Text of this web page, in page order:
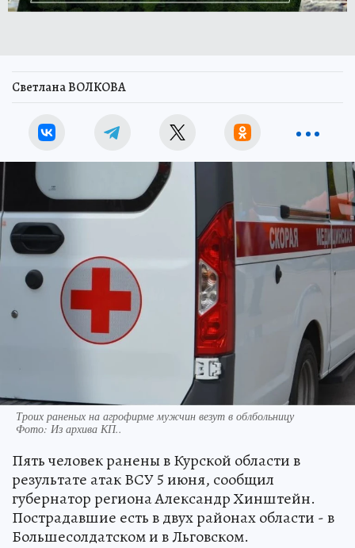
Светлана ВОЛКОВА
Троих раненых на агрофирме мужчин везут в облбольницу
Фото: Из архива КП..
Пять человек ранены в Курской области в
результате атак ВСУ 5 июня, сообщил
губернатор региона Александр Хинштейн.
Пострадавшие есть в двух районах области - в
Большесолдатском и в Льговском.